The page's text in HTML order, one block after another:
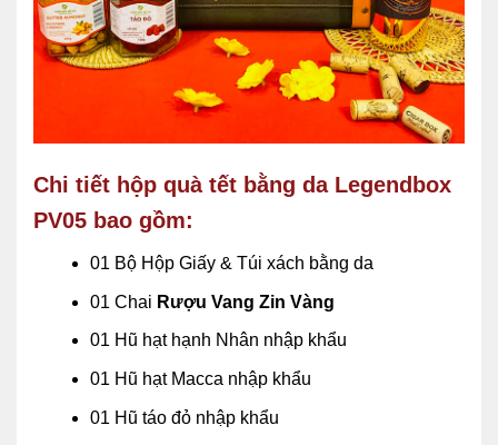
Chi tiết hộp quà tết bằng da Legendbox
PV05 bao gồm:
01 Bộ Hộp Giấy & Túi xách bằng da
01 Chai Rượu Vang Zin Vàng
01 Hũ hạt hạnh Nhân nhập khẩu
01 Hũ hạt Macca nhập khẩu
01 Hũ táo đỏ nhập khẩu